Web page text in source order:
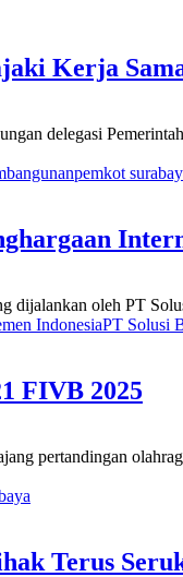
Kerja
delegasi
pemkot
dijalankan oleh PT
IndonesiaPT Solusi
FIVB 2025
pertandingan
Terus